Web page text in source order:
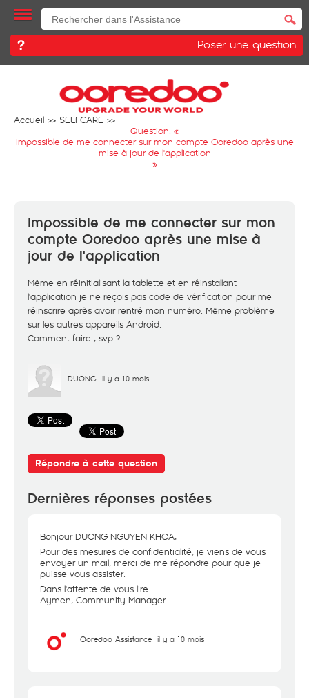
Poser une question
Accueil
SELFCARE
Question: «
Impossible de me connecter sur mon compte Ooredoo après une
mise à jour de l'application
»
Impossible de me connecter sur mon
compte Ooredoo après une mise à
jour de l'application
Même en réinitialisant la tablette et en réinstallant
l'application je ne reçois pas code de vérification pour me
réinscrire après avoir rentré mon numéro. Même problème
sur les autres appareils Android.
Comment faire , svp ?
DUONG il y a 10 mois
Répondre à cette question
Dernières réponses postées
Bonjour DUONG NGUYEN KHOA,
Pour des mesures de confidentialité, je viens de vous
envoyer un mail, merci de me répondre pour que je
puisse vous assister.
Dans l'attente de vous lire.
Aymen, Community Manager
Ooredoo Assistance il y a 10 mois